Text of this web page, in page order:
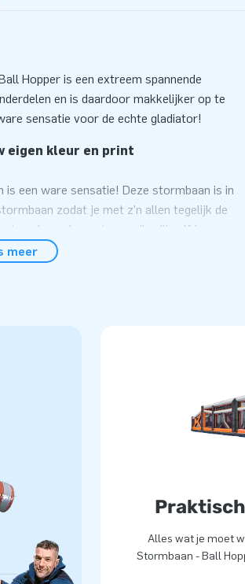
Hopper is een extreem spannende
en is daardoor makkelijker op te
sensatie voor de echte gladiator!
eigen kleur en print
een ware sensatie! Deze stormbaan is in
zodat je met z’n allen tegelijk de
stormbaanelementen creëer jij zelf jouw
de stormbaan. Oneindig lang! Alle
instituut uit Zoetermeer zijn alle
We leveren ze inclusief
en een duidelijke handleiding. Zo heb je
en bezorg jouw klanten de dag van hun
al op JB
meer
Alles wat je moet
Stormbaan - Ball